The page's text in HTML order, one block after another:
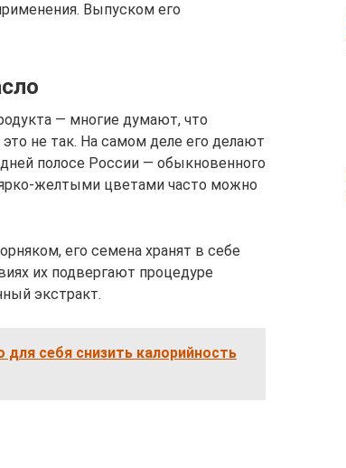
Выпуском его
— многие думают, что
не так. На самом деле его делают
полосе России — обыкновенного
желтыми цветами часто можно
его семена хранят в себе
их подвергают процедуре
экстракт.
для себя снизить калорийность